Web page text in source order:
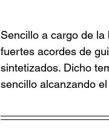
Sencillo a cargo de
fuertes acordes de
sintetizados. Dicho
sencillo alcanzando